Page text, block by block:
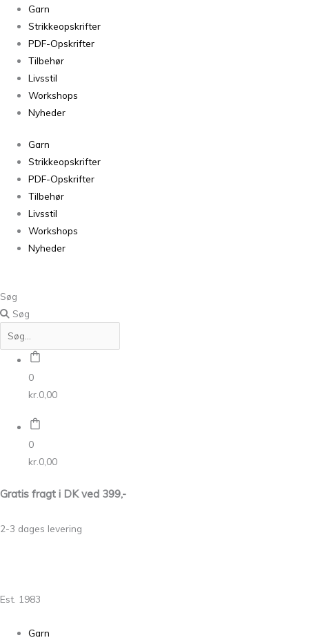
Garn
Strikkeopskrifter
PDF-Opskrifter
Tilbehør
Livsstil
Workshops
Nyheder
Garn
Strikkeopskrifter
PDF-Opskrifter
Tilbehør
Livsstil
Workshops
Nyheder
Søg
Søg
0
kr. 0,00
0
kr. 0,00
Gratis fragt i DK ved 399,-
2-3 dages levering
Est. 1983
Garn
Filcolana
Alva
Periwinkle
antal